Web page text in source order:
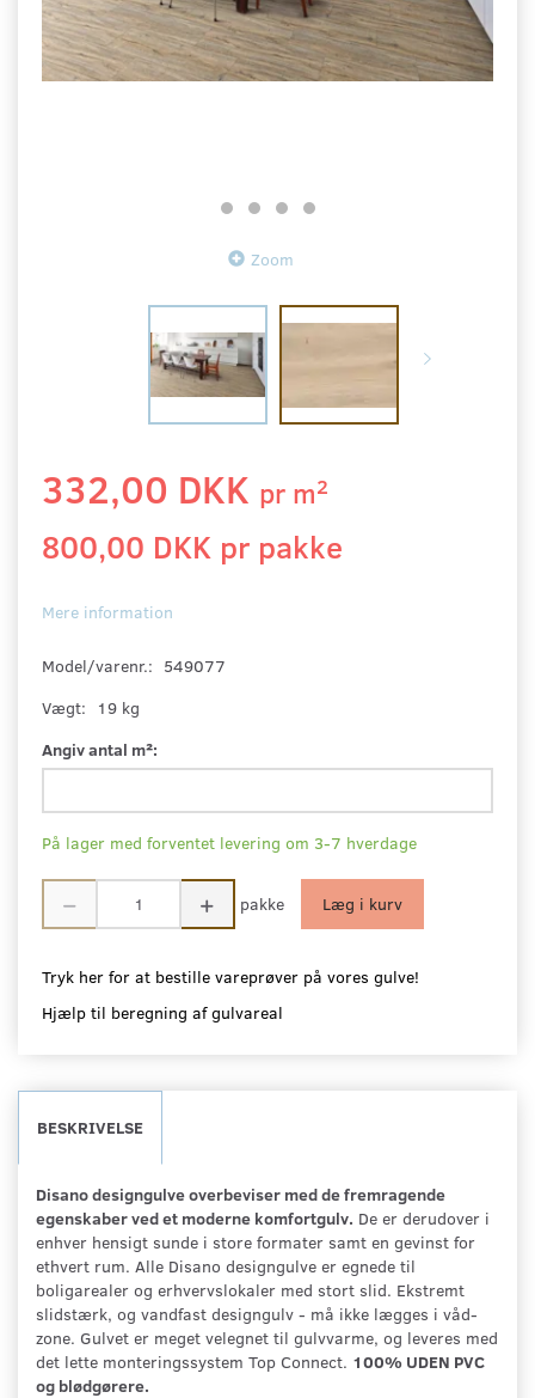
Zoom
332,00 DKK pr m2
800,00 DKK pr pakke
Mere information
Model/varenr.: 549077
Vægt:
19 kg
Angiv antal m²:
På lager med forventet levering om 3-7 hverdage
pakke Læg i kurv
Tryk her for at bestille vareprøver på vores gulve!
Hjælp til beregning af gulvareal
BESKRIVELSE
Disano designgulve overbeviser med de fremragende
egenskaber ved et moderne komfortgulv. De er derudover i
enhver hensigt sunde i store formater samt en gevinst for
ethvert rum. Alle Disano designgulve er egnede til
boligarealer og erhvervslokaler med stort slid. Ekstremt
slidstærk, og vandfast designgulv - må ikke lægges i våd-
zone. Gulvet er meget velegnet til gulvvarme, og leveres med
det lette monteringssystem Top Connect. 100% UDEN PVC
og blødgørere.